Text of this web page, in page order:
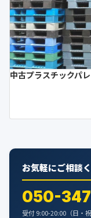
中古プラスチックパ
お気軽にご相談
050-
受付 9:00-20:00（日・祝